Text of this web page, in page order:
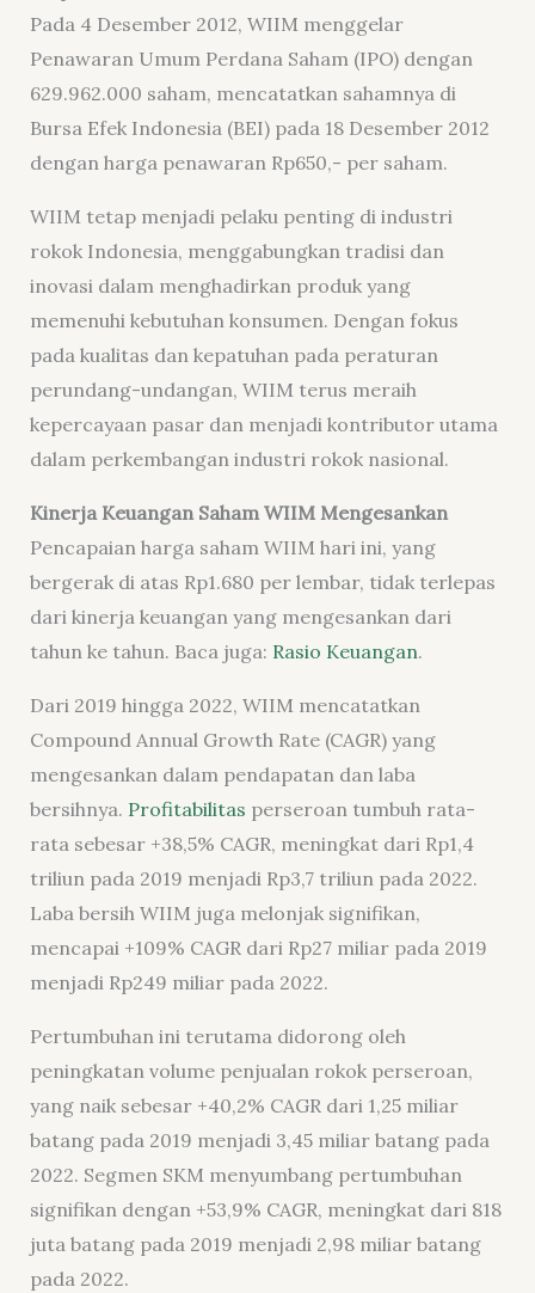
Pada 4 Desember 2012, WIIM menggelar
Penawaran Umum Perdana Saham (IPO) dengan
629.962.000 saham, mencatatkan sahamnya di
Bursa Efek Indonesia (BEI) pada 18 Desember 2012
dengan harga penawaran Rp650,- per saham.
WIIM tetap menjadi pelaku penting di industri
rokok Indonesia, menggabungkan tradisi dan
inovasi dalam menghadirkan produk yang
memenuhi kebutuhan konsumen. Dengan fokus
pada kualitas dan kepatuhan pada peraturan
perundang-undangan, WIIM terus meraih
kepercayaan pasar dan menjadi kontributor utama
dalam perkembangan industri rokok nasional.
Kinerja Keuangan Saham WIIM Mengesankan
Pencapaian harga saham WIIM hari ini, yang
bergerak di atas Rp1.680 per lembar, tidak terlepas
dari kinerja keuangan yang mengesankan dari
tahun ke tahun. Baca juga: Rasio Keuangan.
Dari 2019 hingga 2022, WIIM mencatatkan
Compound Annual Growth Rate (CAGR) yang
mengesankan dalam pendapatan dan laba
bersihnya. Profitabilitas perseroan tumbuh rata-
rata sebesar +38,5% CAGR, meningkat dari Rp1,4
triliun pada 2019 menjadi Rp3,7 triliun pada 2022.
Laba bersih WIIM juga melonjak signifikan,
mencapai +109% CAGR dari Rp27 miliar pada 2019
menjadi Rp249 miliar pada 2022.
Pertumbuhan ini terutama didorong oleh
peningkatan volume penjualan rokok perseroan,
yang naik sebesar +40,2% CAGR dari 1,25 miliar
batang pada 2019 menjadi 3,45 miliar batang pada
2022. Segmen SKM menyumbang pertumbuhan
signifikan dengan +53,9% CAGR, meningkat dari 818
juta batang pada 2019 menjadi 2,98 miliar batang
pada 2022.